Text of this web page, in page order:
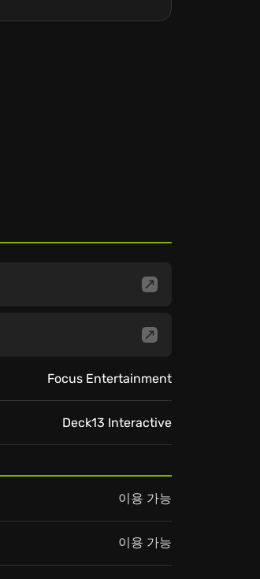
Focus Entertainment
Deck13 Interactive
이용 가능
이용 가능